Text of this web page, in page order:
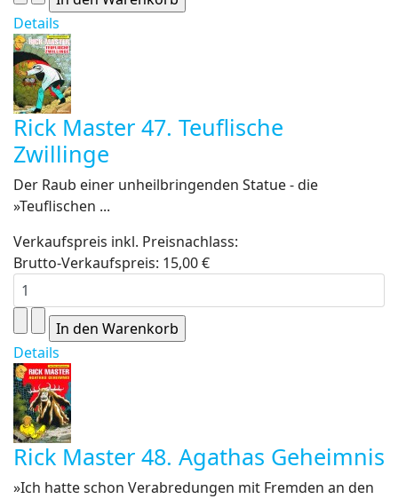
Details
Rick Master 47. Teuflische
Zwillinge
Der Raub einer unheilbringenden Statue - die
»Teuflischen ...
Verkaufspreis inkl. Preisnachlass:
Brutto-Verkaufspreis: 15,00 €
Details
Rick Master 48. Agathas Geheimnis
»Ich hatte schon Verabredungen mit Fremden an den